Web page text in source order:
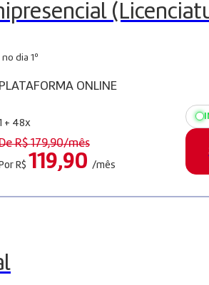
dia 1º
PLATAFORMA ONLINE
+ 48x
R$179,90/mês
Por R$ 119,90 /mês